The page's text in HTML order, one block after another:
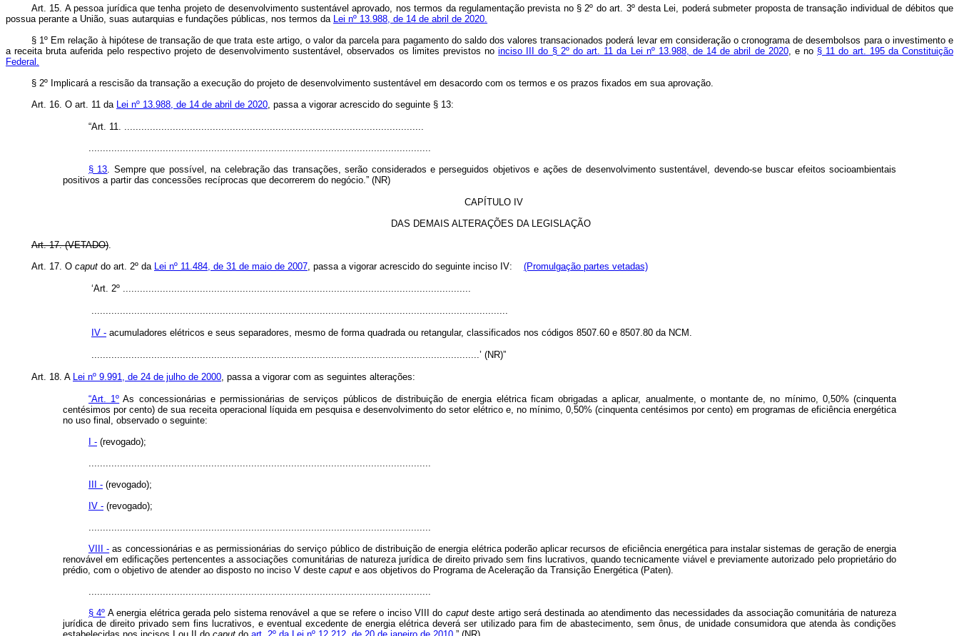
Art. 15. A pessoa jurídica que tenha projeto de desenvolvimento sustentável aprovado, nos termos da regulamentação prevista no § 2º do art. 3º desta Lei, poderá submeter proposta de transação individual de débitos que
possua perante a União, suas autarquias e fundações públicas, nos termos da Lei nº 13.988, de 14 de abril de 2020.
§ 1º Em relação à hipótese de transação de que trata este artigo, o valor da parcela para pagamento do saldo dos valores transacionados poderá levar em consideração o cronograma de desembolsos para o investimento e
a receita bruta auferida pelo respectivo projeto de desenvolvimento sustentável, observados os limites previstos noinciso III do § 2º do art. 11 da Lei nº 13.988, de 14 de abril de 2020, e no § 11 do art. 195 da Constituição
Federal.
§ 2º Implicará a rescisão da transação a execução do projeto de desenvolvimento sustentável em desacordo com os termos e os prazos fixados em sua aprovação.
Art. 16. O art. 11 da Lei nº 13.988, de 14 de abril de 2020, passa a vigorar acrescido do seguinte § 13:
“Art. 11. .........................................................................................................
........................................................................................................................
§ 13. Sempre que possível, na celebração das transações, serão considerados e perseguidos objetivos e ações de desenvolvimento sustentável, devendo-se buscar efeitos socioambientais
positivos a partir das concessões recíprocas que decorrerem do negócio.” (NR)
CAPÍTULO IV
DAS DEMAIS ALTERAÇÕES DA LEGISLAÇÃO
Art. 17. (VETADO).
Art. 17. O caput do art. 2º da Lei nº 11.484, de 31 de maio de 2007, passa a vigorar acrescido do seguinte inciso IV: (Promulgação partes vetadas)
‘Art. 2º ..........................................................................................................................
..................................................................................................................................................
IV - acumuladores elétricos e seus separadores, mesmo de forma quadrada ou retangular, classificados nos códigos 8507.60 e 8507.80 da NCM.
........................................................................................................................................’ (NR)”
Art. 18. A Lei nº 9.991, de 24 de julho de 2000, passa a vigorar com as seguintes alterações:
“Art. 1º As concessionárias e permissionárias de serviços públicos de distribuição de energia elétrica ficam obrigadas a aplicar, anualmente, o montante de, no mínimo, 0,50% (cinquenta
centésimos por cento) de sua receita operacional líquida em pesquisa e desenvolvimento do setor elétrico e, no mínimo, 0,50% (cinquenta centésimos por cento) em programas de eficiência energética
no uso final, observado o seguinte:
I - (revogado);
........................................................................................................................
III - (revogado);
IV - (revogado);
........................................................................................................................
VIII - as concessionárias e as permissionárias do serviço público de distribuição de energia elétrica poderão aplicar recursos de eficiência energética para instalar sistemas de geração de energia
renovável em edificações pertencentes a associações comunitárias de natureza jurídica de direito privado sem fins lucrativos, quando tecnicamente viável e previamente autorizado pelo proprietário do
prédio, com o objetivo de atender ao disposto no inciso V deste caput e aos objetivos do Programa de Aceleração da Transição Energética (Paten).
........................................................................................................................
§ 4º A energia elétrica gerada pelo sistema renovável a que se refere o inciso VIII do caputdeste artigo será destinada ao atendimento das necessidades da associação comunitária de natureza
jurídica de direito privado sem fins lucrativos, e eventual excedente de energia elétrica deverá ser utilizado para fim de abastecimento, sem ônus, de unidade consumidora que atenda às condições